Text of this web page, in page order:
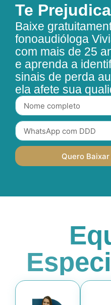
Te
Baixe
fonoaudióloga
com mais de 25
e aprenda a
sinais de perda
ela afete sua
Quero